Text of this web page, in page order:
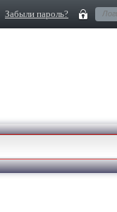
Забыли пароль?